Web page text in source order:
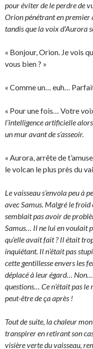
pour éviter de le perdre de
Orion pénétrant en premier
tandis que la voix d’Aurora
« Bonjour, Orion. Je vois
vous bien ? »
« Comme un… euh…
« Pour une fois… Votre
l’intelligence artificielle
un mur avant de s’asseoir.
« Aurora, arrête de
le volcan le plus près du
Le vaisseau s’envola peu à
avec Samus. Malgré le froid
semblait pas avoir de
Samus… Il ne lui en voulait
qu’elle avait fait ? Il était
inquiétant. Il n’était pas
cette gentillesse envers les
déplacé à leur égard… Non…
questions… Ce n’était pas le
peut-être de ça après !
Tout de suite, la chaleur
transpirer en retirant son
visière verte du vaisseau,